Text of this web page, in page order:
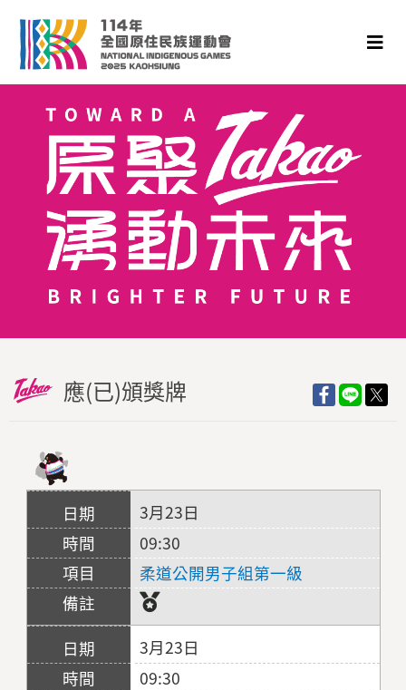
應(已)頒獎牌
3月23日
09:30
柔道公開男子組第一級
3月23日
09:30